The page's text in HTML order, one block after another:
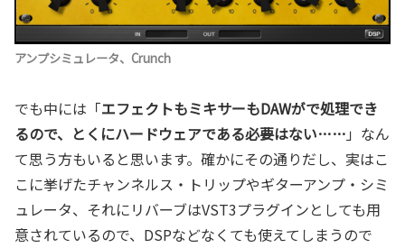
アンプシミュレータ、Crunch
でも中には「エフェクトもミキサーもDAWがで処理でき
るので、とくにハードウェアである必要はない…… 」なん
て思う方もいると思います。確かにその通りだし、実はこ
こに挙げたチャンネルス・トリップやギターアンプ・シミ
ュレータ、それにリバーブはVST3プラグインとしても用
意されているので、DSPなどなくても使えてしまうので